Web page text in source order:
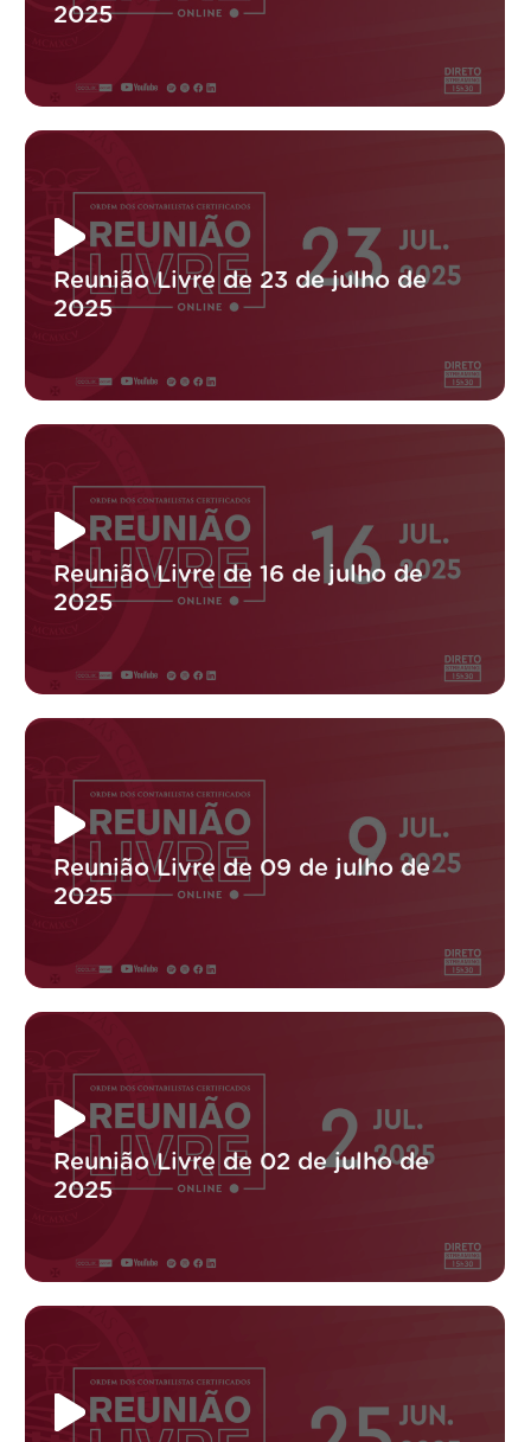
2025
Reunião Livre de 23 de julho de
2025
Reunião Livre de 16 de julho de
2025
Reunião Livre de 09 de julho de
2025
Reunião Livre de 02 de julho de
2025